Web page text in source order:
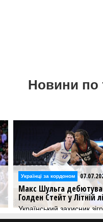
Новини по
Українці за кордоном
Макс Шульга
Голден Стейт у Літній
Український захисник
25 хвилин в матчі проти